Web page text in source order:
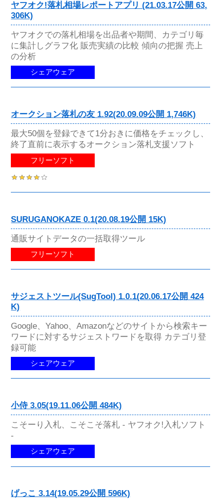
ヤフオク!落札相場レポートアプリ (21.03.17公開 63,
306K)
ヤフオクでの落札相場を出品者や期間、カテゴリ毎
に集計しグラフ化 販売実績の比較 傾向の把握 売上
の分析
シェアウェア
オークション落札の友 1.92(20.09.09公開 1,746K)
最大50個を登録できて1分おきに価格をチェックし、
終了直前に表示するオークション落札支援ソフト
フリーソフト
SURUGANOKAZE 0.1(20.08.19公開 15K)
通販サイトデータの一括取得ツール
フリーソフト
サジェストツール(SugTool) 1.0.1(20.06.17公開 424
K)
Google、Yahoo、Amazonなどのサイトから検索キー
ワードに対するサジェストワードを取得 カテゴリ登
録可能
シェアウェア
小侍 3.05(19.11.06公開 484K)
こそーり入札、こそこそ落札 - ヤフオク!入札ソフト
-
シェアウェア
げっこ 3.14(19.05.29公開 596K)